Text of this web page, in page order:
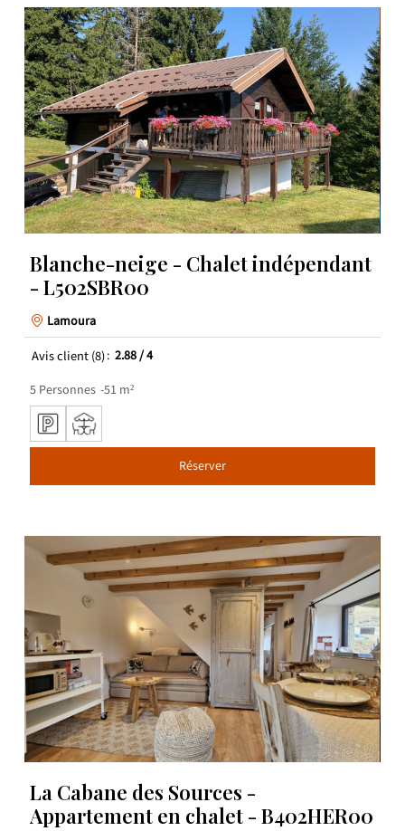
Blanche-neige - Chalet indépendant
- L502SBR00
Lamoura
Avis client(8) 2.88/ 4
5 Personnes 51 m²
Réserver
La Cabane des Sources -
Appartement en chalet - B402HER00